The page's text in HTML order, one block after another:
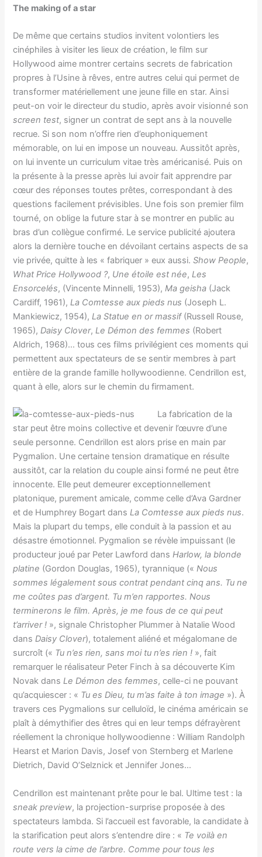
The making of a star
De même que certains studios invitent volontiers les
cinéphiles à visiter les lieux de création, le film sur
Hollywood aime montrer certains secrets de fabrication
propres à l’Usine à rêves, entre autres celui qui permet de
transformer matériellement une jeune fille en star. Ainsi
peut-on voir le directeur du studio, après avoir visionné son
screen test, signer un contrat de sept ans à la nouvelle
recrue. Si son nom n’offre rien d’euphoniquement
mémorable, on lui en impose un nouveau. Aussitôt après,
on lui invente un curriculum vitae très américanisé. Puis on
la présente à la presse après lui avoir fait apprendre par
cœur des réponses toutes prêtes, correspondant à des
questions facilement prévisibles. Une fois son premier film
tourné, on oblige la future star à se montrer en public au
bras d’un collègue confirmé. Le service publicité ajoutera
alors la dernière touche en dévoilant certains aspects de sa
vie privée, quitte à les « fabriquer » eux aussi.Show People,
What Price Hollywood ?, Une étoile est née,Les
Ensorcelés, (Vincente Minnelli, 1953),Ma geisha (Jack
Cardiff, 1961),La Comtesse aux pieds nus (Joseph L.
Mankiewicz, 1954),La Statue en or massif(Russell Rouse,
1965),Daisy Clover,Le Démon des femmes (Robert
Aldrich, 1968)… tous ces films privilégient ces moments qui
permettent aux spectateurs de se sentir membres à part
entière de la grande famille hollywoodienne. Cendrillon est,
quant à elle, alors sur le chemin du firmament.
La fabrication de la
star peut être moins collective et devenir l’œuvre d’une
seule personne. Cendrillon est alors prise en main par
Pygmalion. Une certaine tension dramatique en résulte
aussitôt, car la relation du couple ainsi formé ne peut être
innocente. Elle peut demeurer exceptionnellement
platonique, purement amicale, comme celle d’Ava Gardner
et de Humphrey Bogart dansLa Comtesse aux pieds nus.
Mais la plupart du temps, elle conduit à la passion et au
désastre émotionnel. Pygmalion se révèle impuissant (le
producteur joué par Peter Lawford dansHarlow, la blonde
platine (Gordon Douglas, 1965), tyrannique («Nous
sommes légalement sous contrat pendant cinq ans. Tu ne
me coûtes pas d’argent. Tu m’en rapportes. Nous
terminerons le film. Après, je me fous de ce qui peut
t’arriver ! », signale Christopher Plummer à Natalie Wood
dansDaisy Clover), totalement aliéné et mégalomane de
surcroît (« Tu n’es rien, sans moi tu n’es rien ! », fait
remarquer le réalisateur Peter Finch à sa découverte Kim
Novak dansLe Démon des femmes, celle-ci ne pouvant
qu’acquiescer : « Tu es Dieu, tu m’as faite à ton image »). À
travers ces Pygmalions sur celluloïd, le cinéma américain se
plaît à démythifier des êtres qui en leur temps défrayèrent
réellement la chronique hollywoodienne : William Randolph
Hearst et Marion Davis, Josef von Sternberg et Marlene
Dietrich, David O’Selznick et Jennifer Jones…
Cendrillon est maintenant prête pour le bal. Ultime test : la
sneak preview, la projection-surprise proposée à des
spectateurs lambda. Si l’accueil est favorable, la candidate à
la starification peut alors s’entendre dire : « Te voilà en
route vers la cime de l’arbre. Comme pour tous les